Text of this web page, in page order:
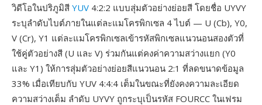
วิดีโอในปริภูมิสี YUV 4:2:2 แบบสุ่มตัวอย่างย่อยสี โดยชื่อ UYVY
ระบุลำดับไบต์ภายในแต่ละแมโครพิกเซล 4 ไบต์ — U (Cb), Y0,
V (Cr), Y1 แต่ละแมโครพิกเซลเข้ารหัสพิกเซลแนวนอนสองตัวที่
ใช้คู่ตัวอย่างสี (U และ V) ร่วมกันแต่คงค่าความสว่างแยก (Y0
และ Y1) ให้การสุ่มตัวอย่างย่อยสีแนวนอน 2:1 ที่ลดขนาดข้อมูล
33% เมื่อเทียบกับ YUV 4:4:4 เต็มในขณะที่ยังคงความละเอียด
ความสว่างเต็ม ลำดับ UYVY ถูกระบุเป็นรหัส FOURCC ในเฟรม